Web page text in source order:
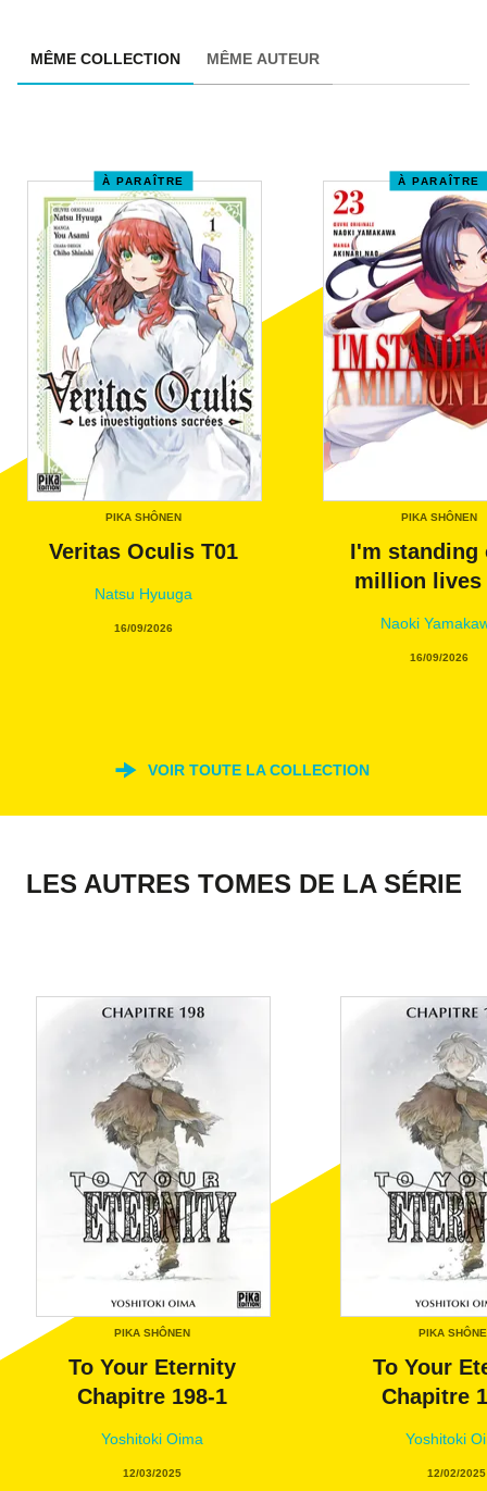
MÊME COLLECTION MÊME AUTEUR
À PARAÎTRE
PIKA SHÔNEN
Veritas Oculis T01
Natsu Hyuuga
16/09/2026
À PARAÎTRE
PIKA SHÔNEN
I'm standing
million lives
Naoki
16/09/2026
VOIR TOUTE LA COLLECTION
LES AUTRES TOMES DE LA SÉRIE
PIKA SHÔNEN
To Your Eternity
Chapitre 198-1
Yoshitoki Oima
12/03/2025
PIKA
To Your
Chapitre
Yoshitoki
12/02/2025